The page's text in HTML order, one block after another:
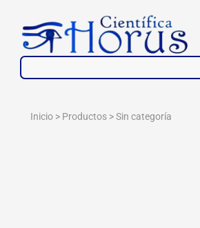
contenido
Inicio > Productos >Sin categoría